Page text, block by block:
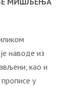
наводе из
као и
у